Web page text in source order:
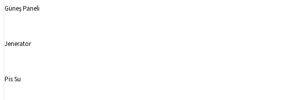
Güneş Paneli
Jenerator
Pis Su